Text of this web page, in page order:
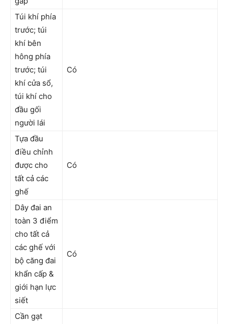
Túi khí phía
trước; túi
khí bên
hông phía
trước; túi
khí cửa sổ,
túi khí cho
đầu gối
người lái
Có
Tựa đầu
điều chỉnh
được cho
tất cả các
ghế
Có
Dây đai an
toàn 3 điểm
cho tất cả
các ghế với
bộ căng đai
khẩn cấp &
giới hạn lực
siết
Có
Cần gạt